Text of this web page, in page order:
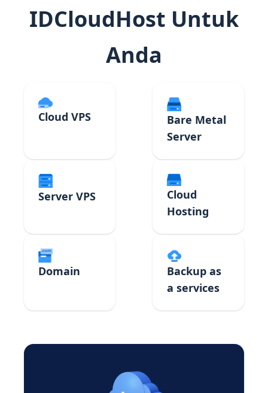
IDCloudHost Untuk
Anda
Cloud VPS
Bare Metal
Server
Server VPS
Cloud
Hosting
Domain
Backup as
a services